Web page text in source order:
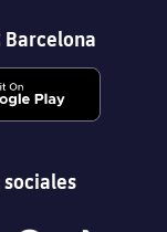
Barcelona
sociales